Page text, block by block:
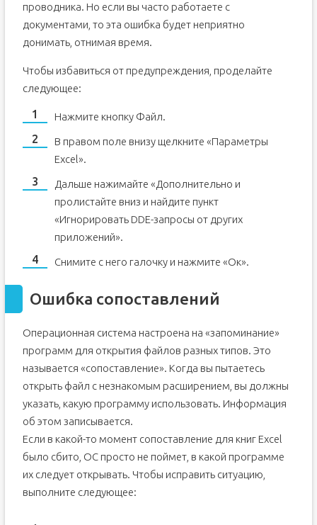
проводника. Но если вы часто работаете с
документами, то эта ошибка будет неприятно
донимать, отнимая время.
Чтобы избавиться от предупреждения, проделайте
следующее:
Нажмите кнопку Файл.
В правом поле внизу щелкните «Параметры
Excel».
Дальше нажимайте «Дополнительно и
пролистайте вниз и найдите пункт
«Игнорировать DDE-запросы от других
приложений».
Снимите с него галочку и нажмите «Ок».
Ошибка сопоставлений
Операционная система настроена на «запоминание»
программ для открытия файлов разных типов. Это
называется «сопоставление». Когда вы пытаетесь
открыть файл с незнакомым расширением, вы должны
указать, какую программу использовать. Информация
об этом записывается.
Если в какой-то момент сопоставление для книг Excel
было сбито, ОС просто не поймет, в какой программе
их следует открывать. Чтобы исправить ситуацию,
выполните следующее: